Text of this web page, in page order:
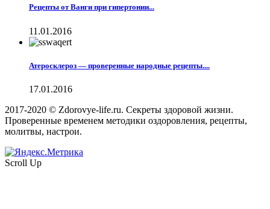
Рецепты от Ванги при гипертонии...
11.01.2016
Атеросклероз — проверенные народные рецепты....
17.01.2016
2017-2020 © Zdorovye-life.ru. Секреты здоровой жизни.
Проверенные временем методики оздоровления, рецепты,
молитвы, настрои.
Scroll Up